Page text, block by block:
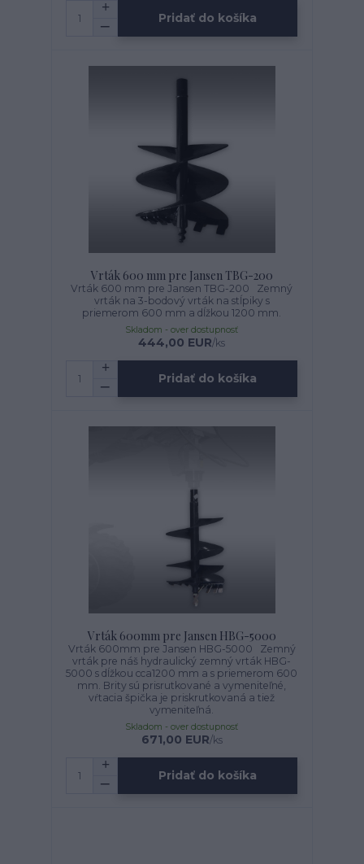
Pridať do košíka
Vrták 600 mm pre Jansen TBG-200
Vrták 600 mm pre Jansen TBG-200 Zemný
vrták na 3-bodový vrták na stĺpiky s
priemerom 600 mm a dĺžkou 1200 mm.
444,00 EUR/ks
Skladom - over dostupnosť
Pridať do košíka
Vrták 600mm pre Jansen HBG-5000
Vrták 600mm pre Jansen HBG-5000 Zemný
vrták pre náš hydraulický zemný vrták HBG-
5000 s dĺžkou cca1200 mm a s priemerom 600
mm. Brity sú prisrutkované a vymeniteľné,
vŕtacia špička je priskrutkovaná a tiež
vymeniteľná.
671,00 EUR/ks
Skladom - over dostupnosť
Pridať do košíka